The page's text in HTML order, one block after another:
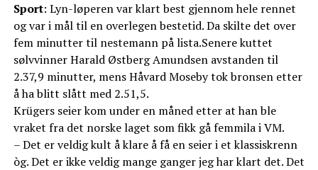
Sport: Lyn-løperen var klart best gjennom hele rennet
og var i mål til en overlegen bestetid. Da skilte det over
fem minutter til nestemann på lista.Senere kuttet
sølvvinner Harald Østberg Amundsen avstanden til
2.37,9 minutter, mens Håvard Moseby tok bronsen etter
å ha blitt slått med 2.51,5.
Krügers seier kom under en måned etter at han ble
vraket fra det norske laget som fikk gå femmila i VM.
– Det er veldig kult å klare å få en seier i et klassiskrenn
òg. Det er ikke veldig mange ganger jeg har klart det. Det